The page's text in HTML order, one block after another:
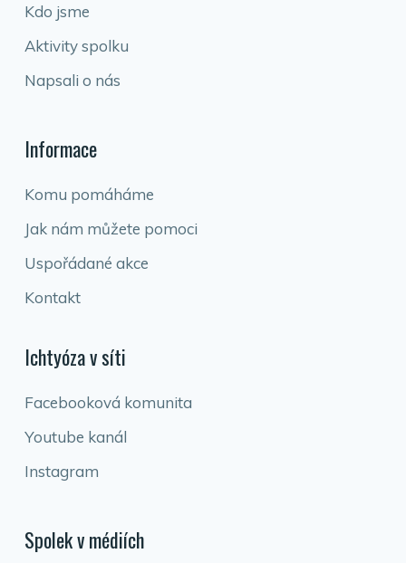
Kdo jsme
Aktivity spolku
Napsali o nás
Informace
Komu pomáháme
Jak nám můžete pomoci
Uspořádané akce
Kontakt
Ichtyóza v síti
Facebooková komunita
Youtube kanál
Instagram
Spolek v médiích